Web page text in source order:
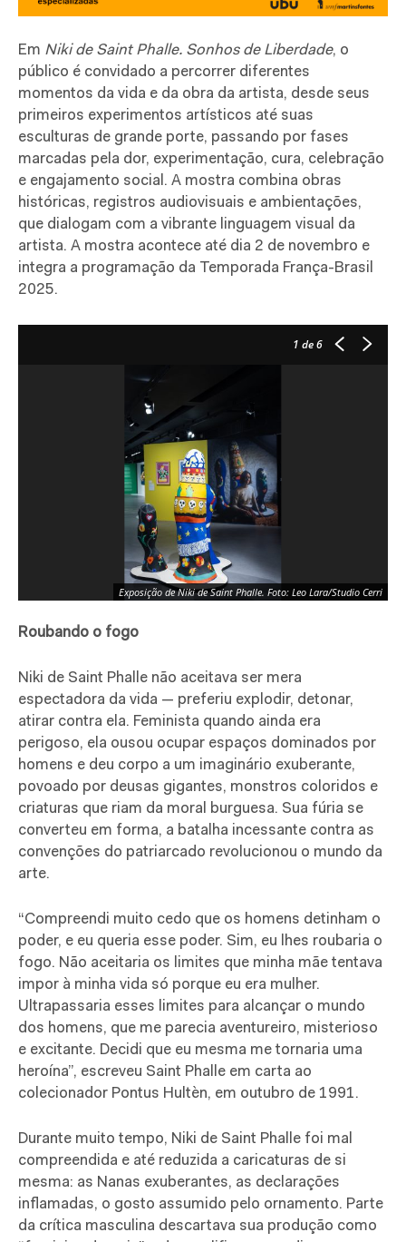
Em Niki de Saint Phalle. Sonhos de Liberdade, o
público é convidado a percorrer diferentes
momentos da vida e da obra da artista, desde seus
primeiros experimentos artísticos até suas
esculturas de grande porte, passando por fases
marcadas pela dor, experimentação, cura, celebração
e engajamento social. A mostra combina obras
históricas, registros audiovisuais e ambientações,
que dialogam com a vibrante linguagem visual da
artista. A mostra acontece até dia 2 de novembro e
integra a programação da Temporada França-Brasil
2025.
1 de 6
Exposição de Niki de Saint Phalle. Foto: Leo Lara/Studio Cerri
Roubando o fogo
Niki de Saint Phalle não aceitava ser mera
espectadora da vida — preferiu explodir, detonar,
atirar contra ela. Feminista quando ainda era
perigoso, ela ousou ocupar espaços dominados por
homens e deu corpo a um imaginário exuberante,
povoado por deusas gigantes, monstros coloridos e
criaturas que riam da moral burguesa. Sua fúria se
converteu em forma, a batalha incessante contra as
convenções do patriarcado revolucionou o mundo da
arte.
“Compreendi muito cedo que os homens detinham o
poder, e eu queria esse poder. Sim, eu lhes roubaria o
fogo. Não aceitaria os limites que minha mãe tentava
impor à minha vida só porque eu era mulher.
Ultrapassaria esses limites para alcançar o mundo
dos homens, que me parecia aventureiro, misterioso
e excitante. Decidi que eu mesma me tornaria uma
heroína”, escreveu Saint Phalle em carta ao
colecionador Pontus Hultèn, em outubro de 1991.
Durante muito tempo, Niki de Saint Phalle foi mal
compreendida e até reduzida a caricaturas de si
mesma: as Nanas exuberantes, as declarações
inflamadas, o gosto assumido pelo ornamento. Parte
da crítica masculina descartava sua produção como